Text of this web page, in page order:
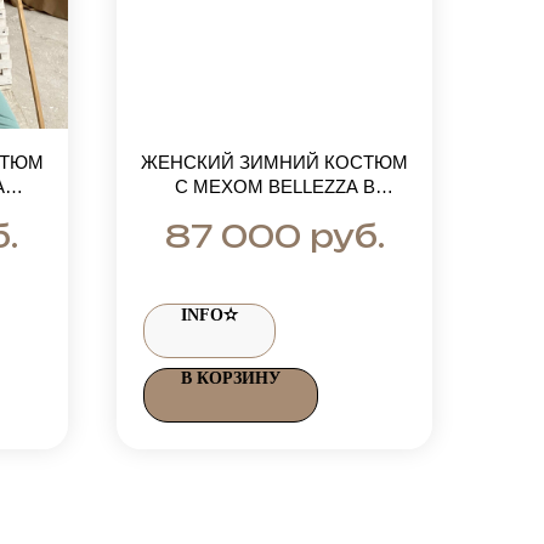
ЖЕНСКИЙ ЗИМНИЙ КОСТЮМ
С МЕХОМ BELLEZZA В
87 000 руб.
INFO✫
В КОРЗИНУ